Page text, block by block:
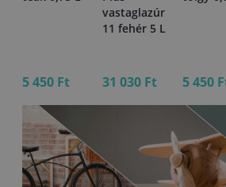
5 450 Ft
vastaglazúr
11 fehér 5 L
31 030 Ft 5 450